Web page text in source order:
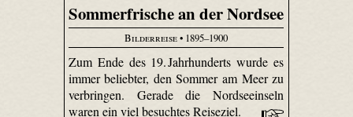
Sommerfrische an der Nordsee
Bilderreise• 1895–1900
Zum Ende des 19. Jahrhunderts wurde es
immer beliebter, den Sommer am Meer zu
verbringen. Gerade die Nordseeinseln
waren ein viel besuchtes Reiseziel.